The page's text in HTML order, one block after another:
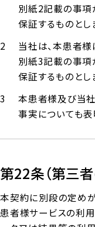
別紙2記載の事
保証するものとし
当社は、本患者様
別紙3記載の事
保証するものとし
本患者様及び当
事実についても表
第22条（第三
本契約に別段の定め
患者様サービスの利